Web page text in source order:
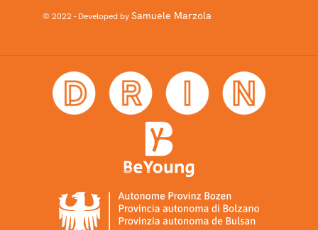
© 2022 - Developed bySamuele Marzola